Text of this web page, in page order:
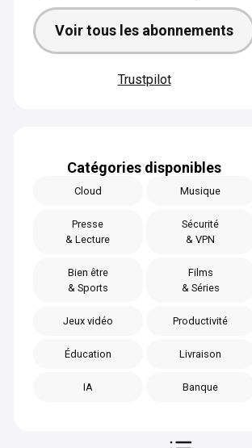
Voir tous les abonnements
Trustpilot
Catégories disponibles
Cloud Musique
Presse
& Lecture
Sécurité
& VPN
Bien être
& Sports
Films
& Séries
Jeux vidéo Productivité
Éducation Livraison
IA Banque